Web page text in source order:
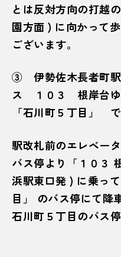
とは反対方向の打越
園方面 ) に向かって
ございます。
③ 伊勢佐木長者町駅
ス １０３ 根岸台ゆ
「石川町５丁目」 で
駅改札前のエレベー
バス停より「１０３
浜駅東口発 ) に乗っ
目」 のバス停にて降
石川町５丁目のバス